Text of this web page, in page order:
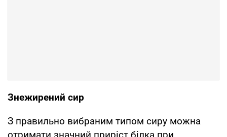
Знежирений сир
З правильно вибраним типом сиру можна
отримати значний приріст білка при